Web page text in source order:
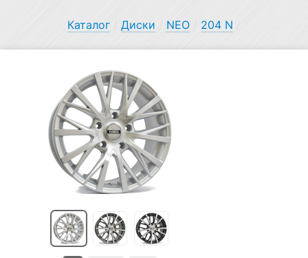
Каталог Диски NEO 204 N